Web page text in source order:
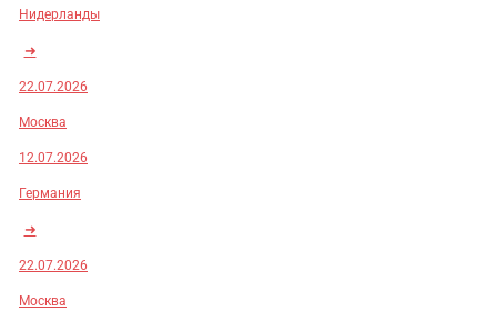
Нидерланды
➜
22.07.2026
Москва
12.07.2026
Германия
➜
22.07.2026
Москва